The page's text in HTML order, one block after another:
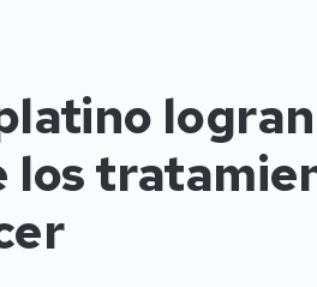
logran
los